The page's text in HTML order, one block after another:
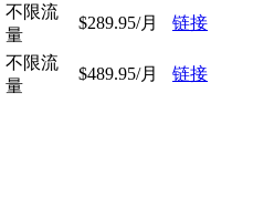
不限流
量
$289.95/月 链接
不限流
量
$489.95/月 链接